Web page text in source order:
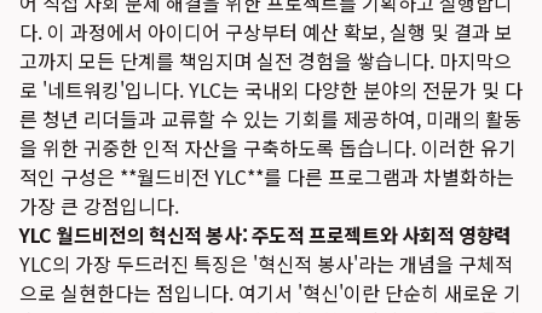
다. 이 과정에서 아이디어 구상부터 예산 확보, 실행 및 결과 보
고까지 모든 단계를 책임지며 실전 경험을 쌓습니다. 마지막으
로 '네트워킹'입니다. YLC는 국내외 다양한 분야의 전문가 및 다
른 청년 리더들과 교류할 수 있는 기회를 제공하여, 미래의 활동
을 위한 귀중한 인적 자산을 구축하도록 돕습니다. 이러한 유기
적인 구성은 **월드비전 YLC**를 다른 프로그램과 차별화하는
가장 큰 강점입니다.
YLC 월드비전의 혁신적 봉사: 주도적 프로젝트와 사회적 영향력
YLC의 가장 두드러진 특징은 '혁신적 봉사'라는 개념을 구체적
으로 실현한다는 점입니다. 여기서 '혁신'이란 단순히 새로운 기